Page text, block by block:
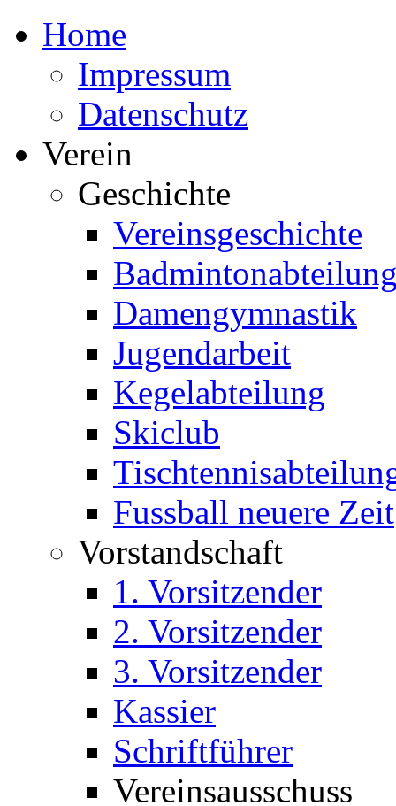
Home
Impressum
Datenschutz
Verein
Geschichte
Vereinsgeschichte
Damengymnastik
Jugendarbeit
Kegelabteilung
Skiclub
Fussball neuere Zeit
Vorstandschaft
1. Vorsitzender
2. Vorsitzender
3. Vorsitzender
Kassier
Schriftführer
Vereinsausschuss